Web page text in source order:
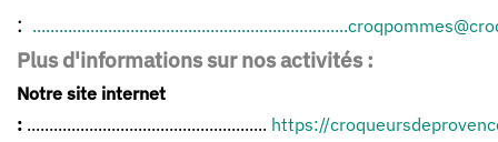
: .......................................................................
Plus d'informations sur nos activités :
Notre site internet
: ...................................................... https://